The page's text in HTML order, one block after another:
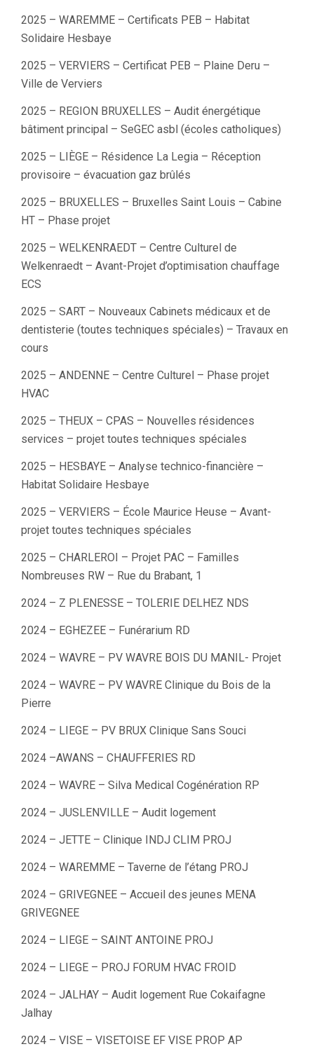
2025 – WAREMME – Certificats PEB – Habitat
Solidaire Hesbaye
2025 – VERVIERS – Certificat PEB – Plaine Deru –
Ville de Verviers
2025 – REGION BRUXELLES – Audit énergétique
bâtiment principal – SeGEC asbl (écoles catholiques)
2025 – LIÈGE – Résidence La Legia – Réception
provisoire – évacuation gaz brûlés
2025 – BRUXELLES – Bruxelles Saint Louis – Cabine
HT – Phase projet
2025 – WELKENRAEDT – Centre Culturel de
Welkenraedt – Avant-Projet d’optimisation chauffage
ECS
2025 – SART – Nouveaux Cabinets médicaux et de
dentisterie (toutes techniques spéciales) – Travaux en
cours
2025 – ANDENNE – Centre Culturel – Phase projet
HVAC
2025 – THEUX – CPAS – Nouvelles résidences
services – projet toutes techniques spéciales
2025 – HESBAYE – Analyse technico-financière –
Habitat Solidaire Hesbaye
2025 – VERVIERS – École Maurice Heuse – Avant-
projet toutes techniques spéciales
2025 – CHARLEROI – Projet PAC – Familles
Nombreuses RW – Rue du Brabant, 1
2024 – Z PLENESSE – TOLERIE DELHEZ NDS
2024 – EGHEZEE – Funérarium RD
2024 – WAVRE – PV WAVRE BOIS DU MANIL- Projet
2024 – WAVRE – PV WAVRE Clinique du Bois de la
Pierre
2024 – LIEGE – PV BRUX Clinique Sans Souci
2024 –AWANS – CHAUFFERIES RD
2024 – WAVRE – Silva Medical Cogénération RP
2024 – JUSLENVILLE – Audit logement
2024 – JETTE – Clinique INDJ CLIM PROJ
2024 – WAREMME – Taverne de l’étang PROJ
2024 – GRIVEGNEE – Accueil des jeunes MENA
GRIVEGNEE
2024 – LIEGE – SAINT ANTOINE PROJ
2024 – LIEGE – PROJ FORUM HVAC FROID
2024 – JALHAY – Audit logement Rue Cokaifagne
Jalhay
2024 – VISE – VISETOISE EF VISE PROP AP